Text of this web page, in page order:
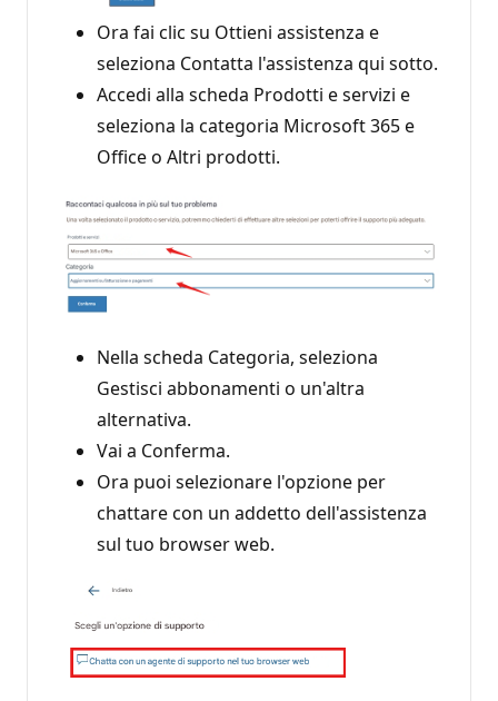
Ora fai clic su Ottieni assistenza e
seleziona Contatta l'assistenza qui sotto.
Accedi alla scheda Prodotti e servizi e
seleziona la categoria Microsoft 365 e
Office o Altri prodotti.
Nella scheda Categoria, seleziona
Gestisci abbonamenti o un'altra
alternativa.
Vai a Conferma.
Ora puoi selezionare l'opzione per
chattare con un addetto dell'assistenza
sul tuo browser web.